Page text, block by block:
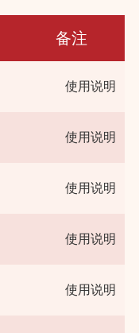
备注
使用说明
使用说明
使用说明
使用说明
使用说明